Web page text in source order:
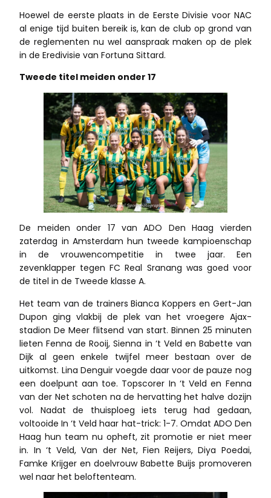
Hoewel de eerste plaats in de Eerste Divisie voor NAC
al enige tijd buiten bereik is, kan de club op grond van
de reglementen nu wel aanspraak maken op de plek
in de Eredivisie van Fortuna Sittard.
Tweede titel meiden onder 17
De meiden onder 17 van ADO Den Haag vierden
zaterdag in Amsterdam hun tweede kampioenschap
in de vrouwencompetitie in twee jaar. Een
zevenklapper tegen FC Real Sranang was goed voor
de titel in de Tweede klasse A.
Het team van de trainers Bianca Koppers en Gert-Jan
Dupon ging vlakbij de plek van het vroegere Ajax-
stadion De Meer flitsend van start. Binnen 25 minuten
lieten Fenna de Rooij, Sienna in ‘t Veld en Babette van
Dijk al geen enkele twijfel meer bestaan over de
uitkomst. Lina Denguir voegde daar voor de pauze nog
een doelpunt aan toe. Topscorer In ‘t Veld en Fenna
van der Net schoten na de hervatting het halve dozijn
vol. Nadat de thuisploeg iets terug had gedaan,
voltooide In ‘t Veld haar hat-trick: 1-7. Omdat ADO Den
Haag hun team nu opheft, zit promotie er niet meer
in. In ‘t Veld, Van der Net, Fien Reijers, Diya Poedai,
Famke Krijger en doelvrouw Babette Buijs promoveren
wel naar het beloftenteam.